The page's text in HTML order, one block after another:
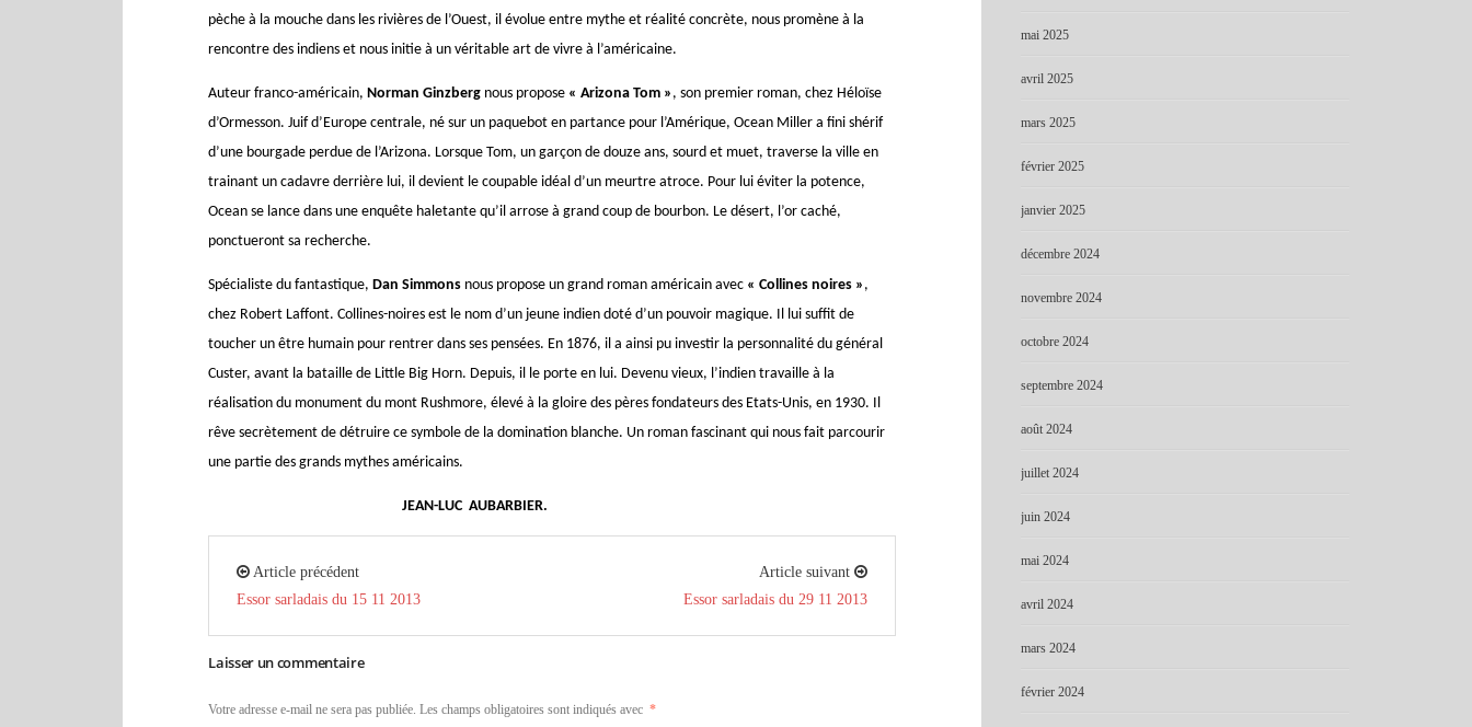
pèche à la mouche dans les rivières de l’Ouest, il évolue entre mythe et réalité concrète, nous promène à la
rencontre des indiens et nous initie à un véritable art de vivre à l’américaine.
Auteur franco-américain,Norman Ginzberg nous propose « Arizona Tom » , son premier roman, chez Héloïse
d’Ormesson. Juif d’Europe centrale, né sur un paquebot en partance pour l’Amérique, Ocean Miller a fini shérif
d’une bourgade perdue de l’Arizona. Lorsque Tom, un garçon de douze ans, sourd et muet, traverse la ville en
trainant un cadavre derrière lui, il devient le coupable idéal d’un meurtre atroce. Pour lui éviter la potence,
Ocean se lance dans une enquête haletante qu’il arrose à grand coup de bourbon. Le désert, l’or caché,
ponctueront sa recherche.
Spécialiste du fantastique,Dan Simmons nous propose un grand roman américain avec « Collines noires » ,
chez Robert Laffont. Collines-noires est le nom d’un jeune indien doté d’un pouvoir magique. Il lui suffit de
toucher un être humain pour rentrer dans ses pensées. En 1876, il a ainsi pu investir la personnalité du général
Custer, avant la bataille de Little Big Horn. Depuis, il le porte en lui. Devenu vieux, l’indien travaille à la
réalisation du monument du mont Rushmore, élevé à la gloire des pères fondateurs des Etats-Unis, en 1930. Il
rêve secrètement de détruire ce symbole de la domination blanche. Un roman fascinant qui nous fait parcourir
une partie des grands mythes américains.
JEAN-LUC AUBARBIER.
Article précédent
Essor sarladais du 15 11 2013
Article suivant
Essor sarladais du 29 11 2013
Laisser un commentaire
Votre adresse e-mail ne sera pas publiée. Les champs obligatoires sont indiqués avec *
mai 2025
avril 2025
mars 2025
février 2025
janvier 2025
décembre 2024
novembre 2024
octobre 2024
septembre 2024
août 2024
juillet 2024
juin 2024
mai 2024
avril 2024
mars 2024
février 2024